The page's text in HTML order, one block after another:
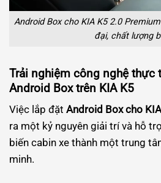
Android Box cho KIA K5 2.0
đại, chất lượng
Trải nghiệm công nghệ thực
Android Box trên KIA K5
Việc lắp đặt Android Box cho
ra một kỷ nguyên giải trí và hỗ
biến cabin xe thành một trung
minh.